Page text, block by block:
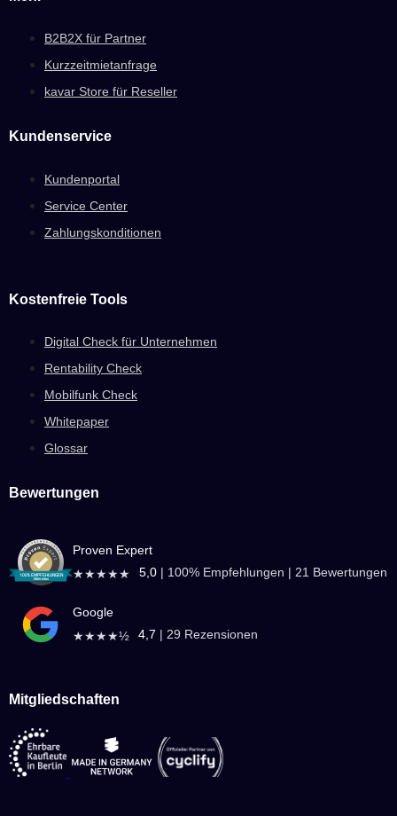
B2B2X für Partner
Kurzzeitmietanfrage
kavar Store für Reseller
Kundenservice
Kundenportal
Service Center
Zahlungskonditionen
Kostenfreie Tools
Digital Check für Unternehmen
Rentability Check
Mobilfunk Check
Whitepaper
Glossar
Bewertungen
Proven Expert
★★★★★
5,0 | 100% Empfehlungen | 21 Bewertungen
Google
★★★★½
4,7 | 29 Rezensionen
Mitgliedschaften